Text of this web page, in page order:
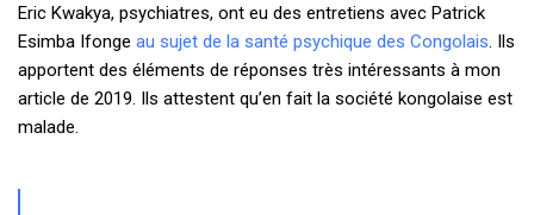
Eric Kwakya, psychiatres, ont eu des entretiens avec Patrick
Esimba Ifonge au sujet de la santé psychique des Congolais. Ils
apportent des éléments de réponses très intéressants à mon
article de 2019. Ils attestent qu’en fait la société kongolaise est
malade.